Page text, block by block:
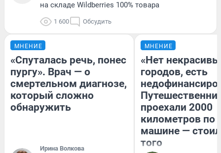
на складе Wildberries 100% товара
1 600 Обсудить
МНЕНИЕ
«Спуталась речь, понес
пургу». Врач — о
смертельном диагнозе,
который сложно
обнаружить
Ирина Волкова
МНЕНИЕ
«Нет
городов, есть
проехали 2000
километров по
машине —
того